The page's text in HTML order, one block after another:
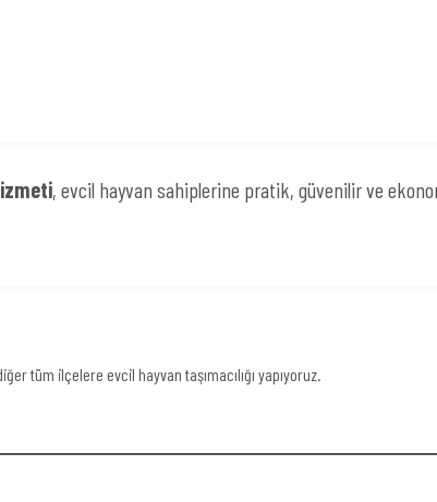
, evcil hayvan sahiplerine pratik, güvenilir ve
tüm ilçelere evcil hayvan taşımacılığı yapıyoruz.